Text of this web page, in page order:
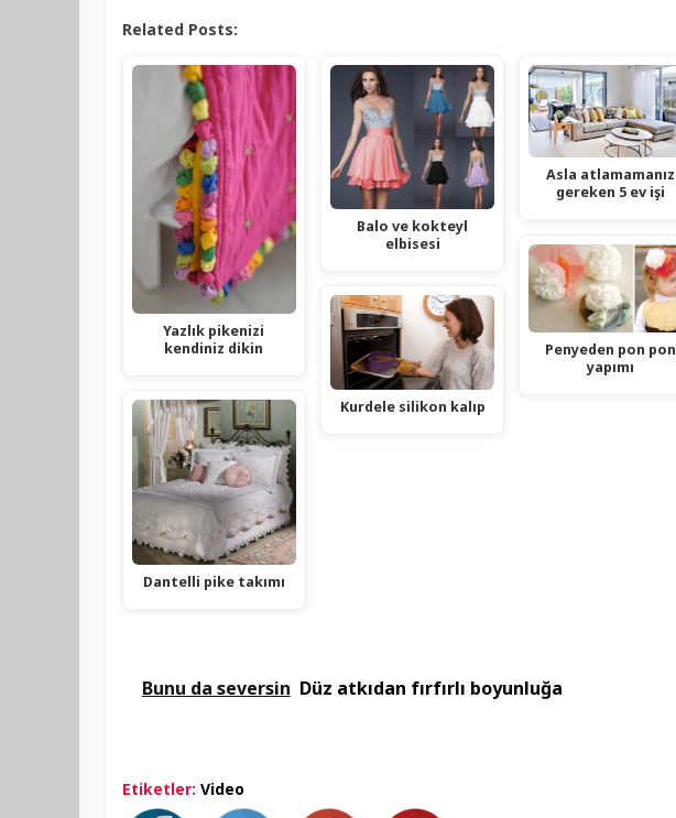
Related Posts:
Yazlık pikenizi
kendiniz dikin
Dantelli pike takımı
Balo ve kokteyl
elbisesi
Kurdele silikon kalıp
Asla atlamamanız
gereken 5 ev işi
Penyeden pon pon
yapımı
Bunu da seversin Düz atkıdan fırfırlı boyunluğa
Etiketler: Video